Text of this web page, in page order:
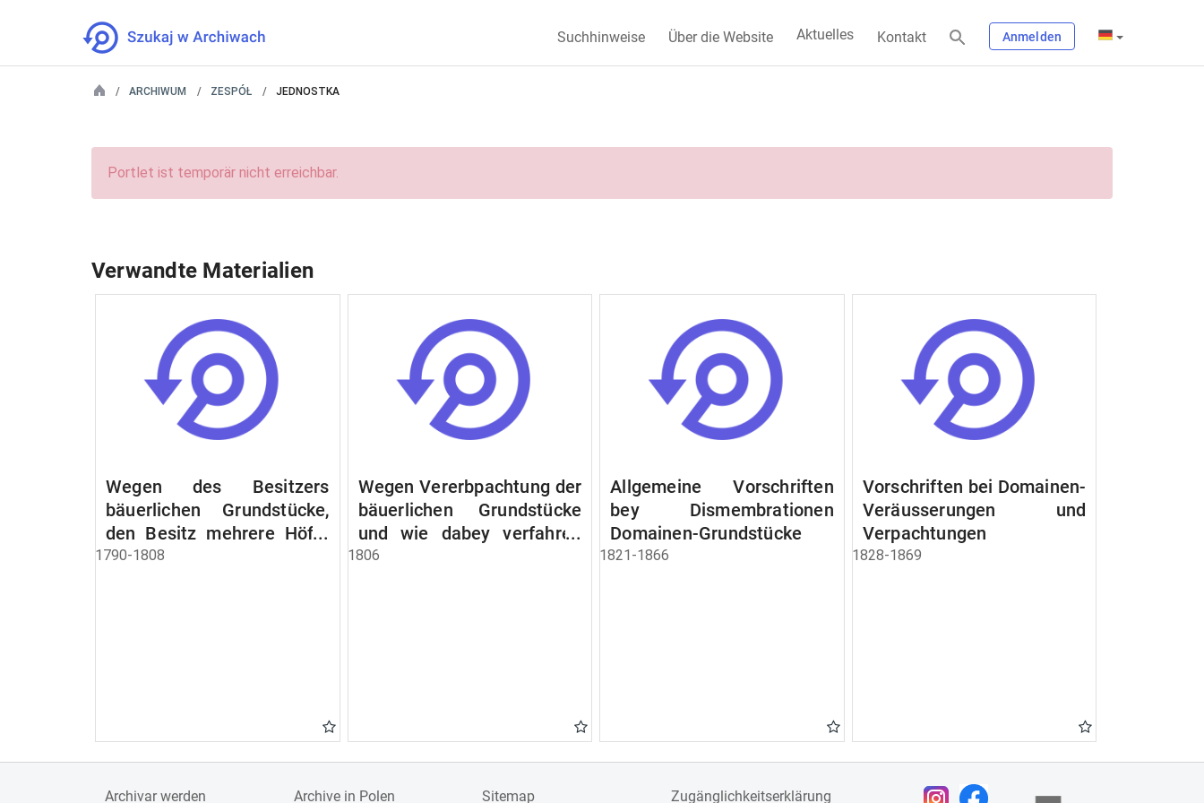
Suchhinweise Über die Website Aktuelles Kontakt Anmelden
ARCHIWUM ZESPÓŁ JEDNOSTKA
Portlet ist temporär nicht erreichbar.
Verwandte Materialien
Wegen des Besitzers
bäuerlichen Grundstücke,
den Besitz mehrere Höfe.
Instruction wegen der
1790-1808
Wegen Vererbpachtung der
bäuerlichen Grundstücke
und wie dabey verfahren
werden soll
1806
Allgemeine Vorschriften
bey Dismembrationen
Domainen-Grundstücke
1821-1866
Vorschriften bei Domainen-
Veräusserungen und
Verpachtungen
1828-1869
Archivar werden Archive in Polen Sitemap Zugänglichkeitserklärung